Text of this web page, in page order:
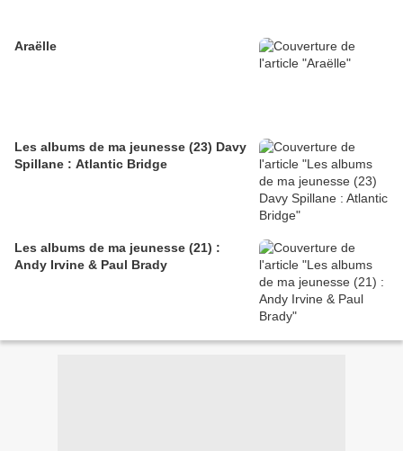
Araëlle
Les albums de ma jeunesse (23) Davy
Spillane : Atlantic Bridge
Les albums de ma jeunesse (21) :
Andy Irvine & Paul Brady